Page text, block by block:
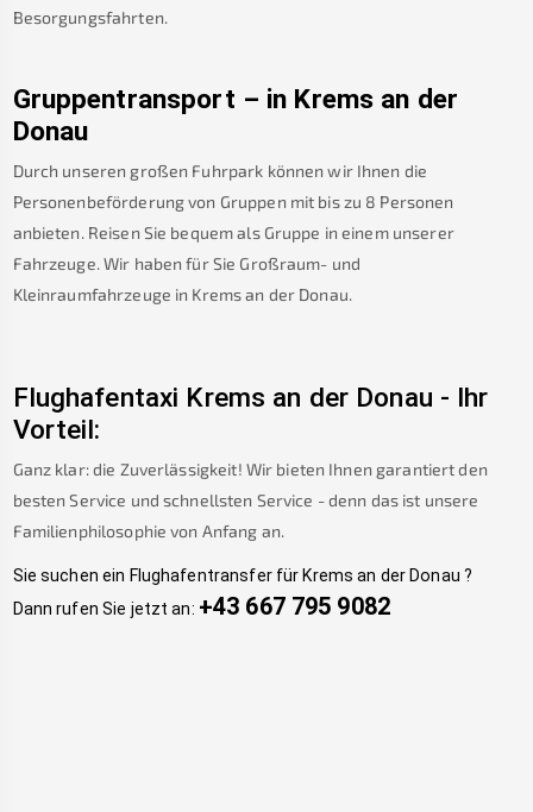
Besorgungsfahrten.
Gruppentransport – in Krems an der
Donau
Durch unseren großen Fuhrpark können wir Ihnen die
Personenbeförderung von Gruppen mit bis zu 8 Personen
anbieten. Reisen Sie bequem als Gruppe in einem unserer
Fahrzeuge. Wir haben für Sie Großraum- und
Kleinraumfahrzeuge in Krems an der Donau.
Flughafentaxi Krems an der Donau - Ihr
Vorteil:
Ganz klar: die Zuverlässigkeit! Wir bieten Ihnen garantiert den
besten Service und schnellsten Service - denn das ist unsere
Familienphilosophie von Anfang an.
Sie suchen ein Flughafentransfer für Krems an der Donau ?
Dann rufen Sie jetzt an: +43 667 795 9082